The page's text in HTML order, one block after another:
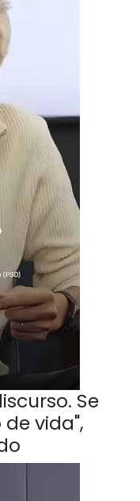
Se
vida",